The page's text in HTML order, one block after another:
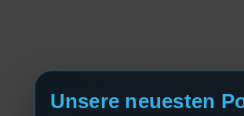
Unsere neuesten